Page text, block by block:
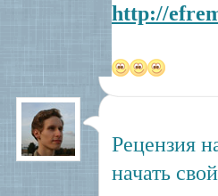
http://
Рецензия
начать